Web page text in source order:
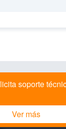
soporte
Ver más